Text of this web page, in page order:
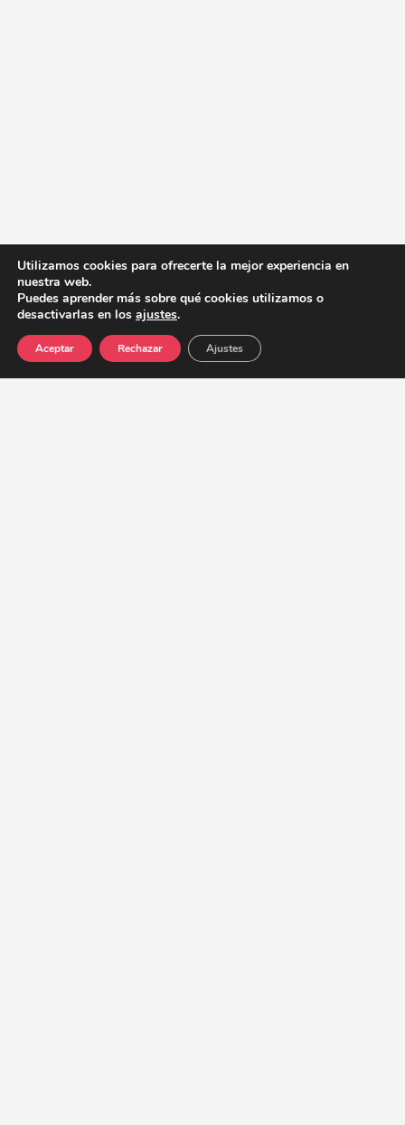
Utilizamos cookies para ofrecerte la mejor experiencia en
nuestra web.
Puedes aprender más sobre qué cookies utilizamos o
desactivarlas en los ajustes.
Aceptar Rechazar Ajustes